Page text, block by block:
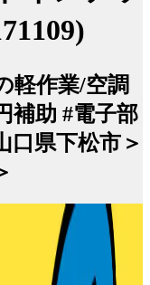
軽作業/空調
補助 #電子部
口県下松市＞